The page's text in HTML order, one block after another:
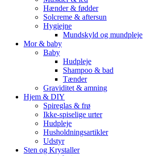
Hænder & fødder
Solcreme & aftersun
Hygiejne
Mundskyld og mundpleje
Mor & baby
Baby
Hudpleje
Shampoo & bad
Tænder
Graviditet & amning
Hjem & DIY
Spireglas & frø
Ikke-spiselige urter
Hudpleje
Husholdningsartikler
Udstyr
Sten og Krystaller